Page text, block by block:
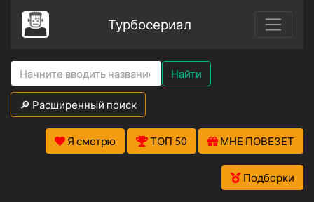
Турбосериал
Найти
🔎 Расширенный поиск
Я смотрю ТОП 50 МНЕ ПОВЕЗЕТ
Подборки